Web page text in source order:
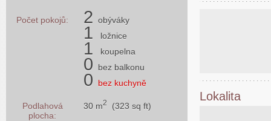
Lokalita
Počet pokojů: 2 obýváky
1 ložnice
1 koupelna
0 bez balkonu
0 bez kuchyně
Podlahová
plocha:
30 m2 (323 sq ft)